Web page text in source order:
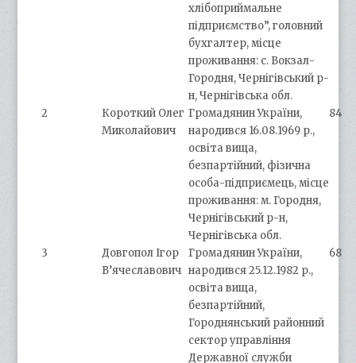
хлібоприймальне
підприємство”, головний
бухгалтер, місце
проживання: с. Вокзал-
Городня, Чернігівський р-
н, Чернігівська обл.
2
Короткий Олег
Миколайович
Громадянин України,
народився 16.08.1969 р.,
освіта вища,
безпартійний, фізична
особа-підприємець, місце
проживання: м. Городня,
Чернігівський р-н,
Чернігівська обл.
84
3
Довгопол Ігор
В’ячеславович
Громадянин України,
народився 25.12.1982 р.,
освіта вища,
безпартійний,
Городнянський районний
сектор управління
Державної служби
68